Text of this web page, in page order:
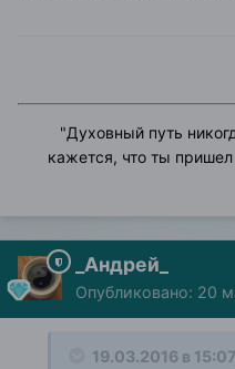
"Духовный путь
кажется, что ты
_Андрей_
Опубликовано: 20
19.03.2016 в